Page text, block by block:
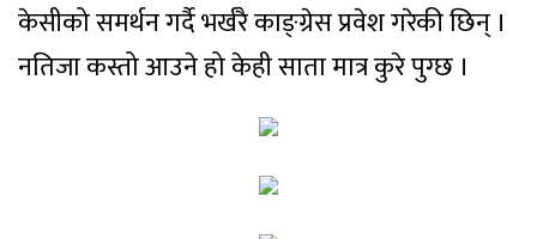
केसीको समर्थन गर्दै भर्खरै काङ्ग्रेस प्रवेश गरेकी छिन् ।
नतिजा कस्तो आउने हो केही साता मात्र कुरे पुग्छ ।